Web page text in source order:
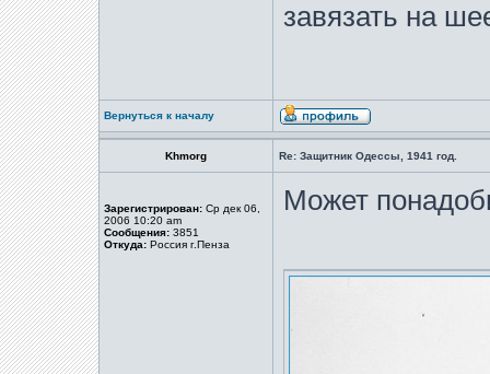
завязать на
Вернуться к началу
Khmorg Re: Защитник Одессы, 1941 год.
Зарегистрирован: Ср дек 06,
2006 10:20 am
Сообщения: 3851
Откуда: Россия г.Пенза
Может